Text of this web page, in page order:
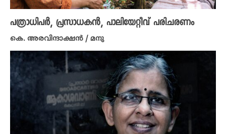
പത്രാധിപർ, പ്രസാധകൻ, പാലിയേറ്റീവ്‌ പരിചരണം
കെ. അരവിന്ദാക്ഷൻ / മനു